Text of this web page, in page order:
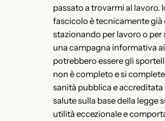
passato a trovarmi al lavoro.
fascicolo è tecnicamente già
stazionando per lavoro o
una campagna informativa
potrebbero essere gli
non è completo e si
sanità pubblica e accreditata
salute sulla base della legge
utilità eccezionale e